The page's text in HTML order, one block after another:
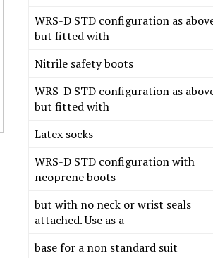
WRS-D STD configuration as
but fitted with
Nitrile safety boots
WRS-D STD configuration as
but fitted with
Latex socks
WRS-D STD configuration with
neoprene boots
but with no neck or wrist seals
attached. Use as a
base for a non standard suit